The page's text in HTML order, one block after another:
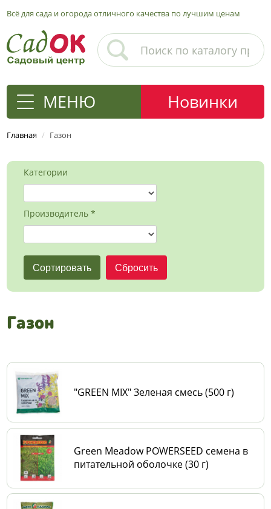
Всё для сада и огорода отличного качества по лучшим ценам
МЕНЮ Новинки
Главная / Газон
Категории
Производитель *
Газон
"GREEN MIX" Зеленая смесь (500 г)
Green Meadow POWERSEED семена в
питательной оболочке (30 г)